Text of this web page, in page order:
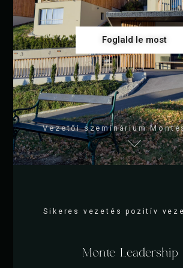
Foglald le most
Vezetői szeminárium
Sikeres vezetés pozitív
Monte Leadership